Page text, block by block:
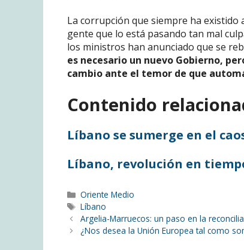
La corrupción que siempre ha existido
gente que lo está pasando tan mal
los ministros han anunciado que se
es necesario un nuevo Gobierno,
cambio ante el temor de que
Contenido
Líbano se sumerge en el
Líbano, revolución en
Categorías
Oriente Medio
Etiquetas
Líbano
Navegación
de
Argelia-Marruecos: un paso en la
¿Nos desea la Unión Europea tal como